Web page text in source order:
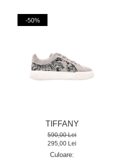
-50%
TIFFANY
590,00 Lei
295,00 Lei
Culoare: